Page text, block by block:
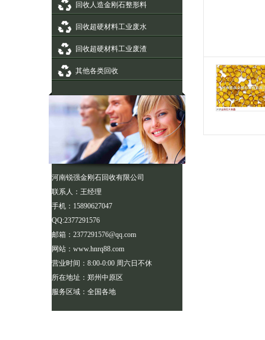
回收人造金刚石整形料
回收超硬材料工业废水
回收超硬材料工业废渣
其他各类回收
河南锐强金刚石回收有限公司
联系人：王经理
手机：15890627047
QQ:2377291576
邮箱：2377291576@qq.com
网站：www.hnrq88.com
营业时间：8:00-0:00 周六日不休
所在地址：郑州中原区
服务区域：全国各地